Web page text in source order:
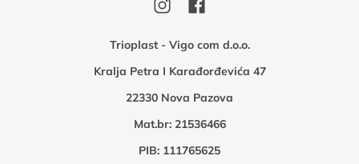
Trioplast - Vigo com d.o.o.
Kralja Petra I Karađorđevića 47
22330 Nova Pazova
Mat.br: 21536466
PIB: 111765625